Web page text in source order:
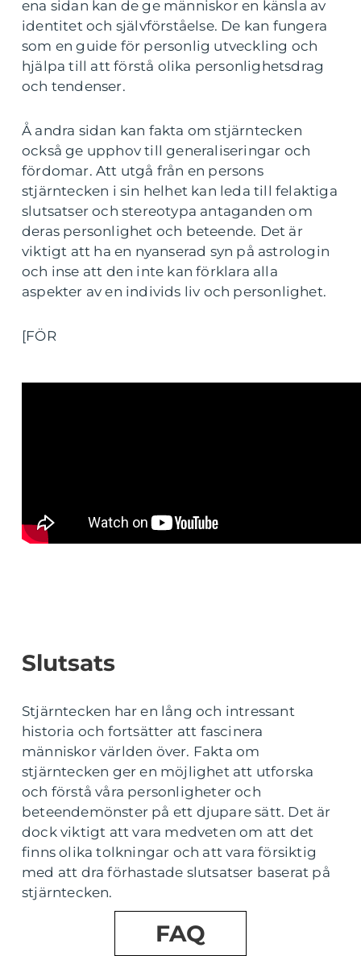
ena sidan kan de ge människor en känsla av
identitet och självförståelse. De kan fungera
som en guide för personlig utveckling och
hjälpa till att förstå olika personlighetsdrag
och tendenser.
Å andra sidan kan fakta om stjärntecken
också ge upphov till generaliseringar och
fördomar. Att utgå från en persons
stjärntecken i sin helhet kan leda till felaktiga
slutsatser och stereotypa antaganden om
deras personlighet och beteende. Det är
viktigt att ha en nyanserad syn på astrologin
och inse att den inte kan förklara alla
aspekter av en individs liv och personlighet.
[FÖR
Slutsats
Stjärntecken har en lång och intressant
historia och fortsätter att fascinera
människor världen över. Fakta om
stjärntecken ger en möjlighet att utforska
och förstå våra personligheter och
beteendemönster på ett djupare sätt. Det är
dock viktigt att vara medveten om att det
finns olika tolkningar och att vara försiktig
med att dra förhastade slutsatser baserat på
stjärntecken.
FAQ